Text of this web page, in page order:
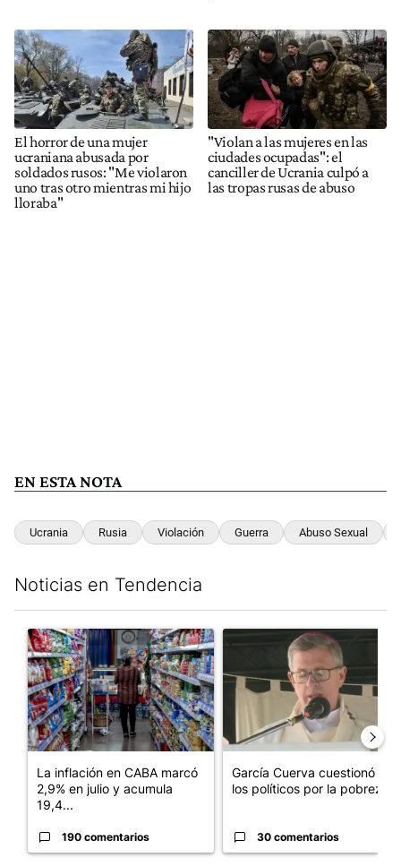
El horror de una mujer
ucraniana abusada por
soldados rusos: "Me violaron
uno tras otro mientras mi hijo
lloraba"
"Violan a las mujeres en las
ciudades ocupadas": el
canciller de Ucrania culpó a
las tropas rusas de abuso
EN ESTA NOTA
Ucrania Rusia Violación Guerra Abuso Sexual
Noticias en Tendencia
Un artículo de tendencia con el título "La inflación en CABA
La inflación en CABA marcó
2,9% en julio y acumula
19,4...
190 comentarios
Un artículo de tendencia con
García Cuerva cuestionó a
los políticos por la pobreza
30 comentarios